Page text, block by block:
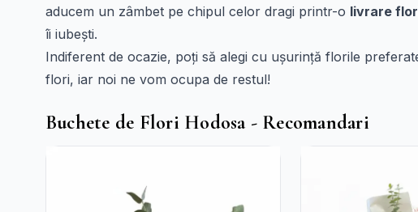
aducem un zâmbet pe chipul celor dragi printr-o livrare
îi iubești.
Indiferent de ocazie, poți să alegi cu ușurință florile
flori, iar noi ne vom ocupa de restul!
Buchete de Flori Hodosa - Recomandari